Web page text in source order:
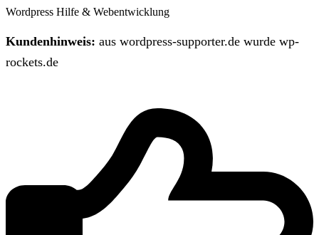
Wordpress Hilfe & Webentwicklung
Kundenhinweis: aus wordpress-supporter.de wurde wp-
rockets.de